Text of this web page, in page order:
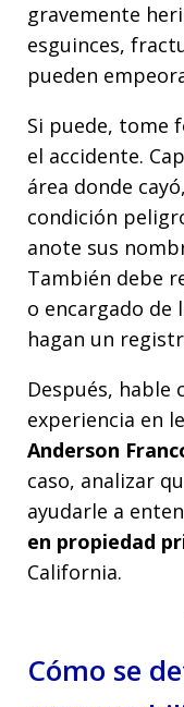
gravemente
esguinces,
pueden
Si puede, tome
el accidente.
área donde
condición
anote sus
También debe
o encargado de
hagan un
Después, hable
experiencia en
Anderson
caso, analizar
ayudarle a
en propiedad
California.
Cómo se